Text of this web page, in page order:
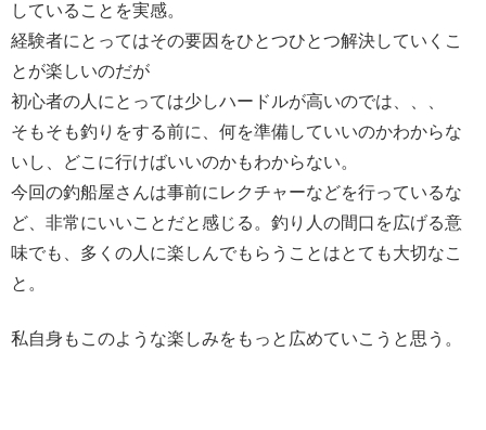
していることを実感。
経験者にとってはその要因をひとつひとつ解決していくこ
とが楽しいのだが
初心者の人にとっては少しハードルが高いのでは、、、
そもそも釣りをする前に、何を準備していいのかわからな
いし、どこに行けばいいのかもわからない。
今回の釣船屋さんは事前にレクチャーなどを行っているな
ど、非常にいいことだと感じる。釣り人の間口を広げる意
味でも、多くの人に楽しんでもらうことはとても大切なこ
と。
私自身もこのような楽しみをもっと広めていこうと思う。